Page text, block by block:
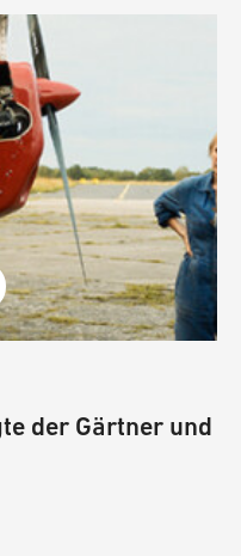
der Gärtner und